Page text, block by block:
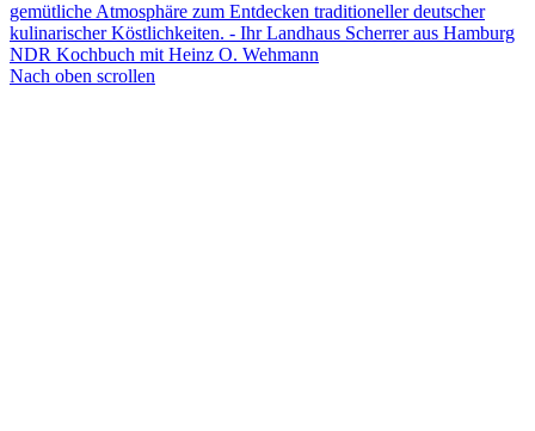
NDR Kochbuch mit Heinz O. Wehmann
Nach oben scrollen